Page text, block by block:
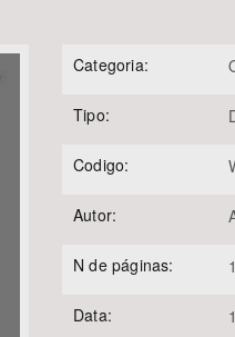
Área Protegida
Categoria:
Tipo:
Codigo:
Autor:
N de páginas:
Data: